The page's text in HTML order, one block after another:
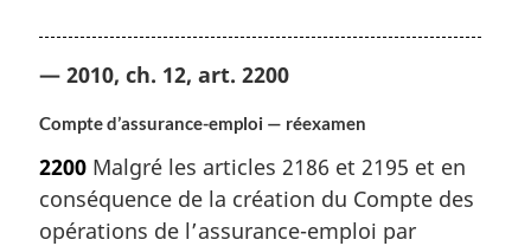
— 2010, ch. 12, art. 2200
Compte d’assurance-emploi — réexamen
2200 Malgré les articles 2186 et 2195 et en
conséquence de la création du Compte des
opérations de l’assurance-emploi par